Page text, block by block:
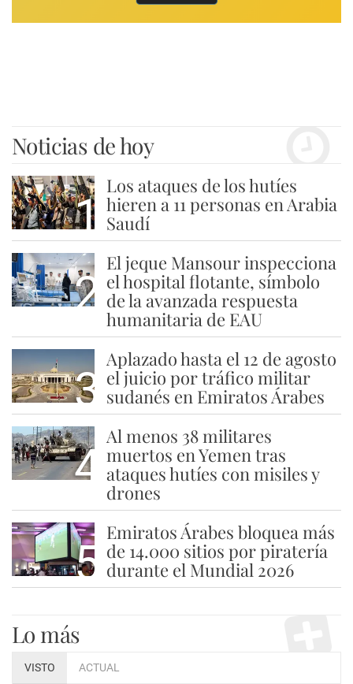
Noticias de hoy
1
Los ataques de los hutíes
hieren a 11 personas en Arabia
Saudí
2
El jeque Mansour inspecciona
el hospital flotante, símbolo
de la avanzada respuesta
humanitaria de EAU
3
Aplazado hasta el 12 de agosto
el juicio por tráfico militar
sudanés en Emiratos Árabes
4
Al menos 38 militares
muertos en Yemen tras
ataques hutíes con misiles y
drones
5
Emiratos Árabes bloquea más
de 14.000 sitios por piratería
durante el Mundial 2026
Lo más
VISTO ACTUAL